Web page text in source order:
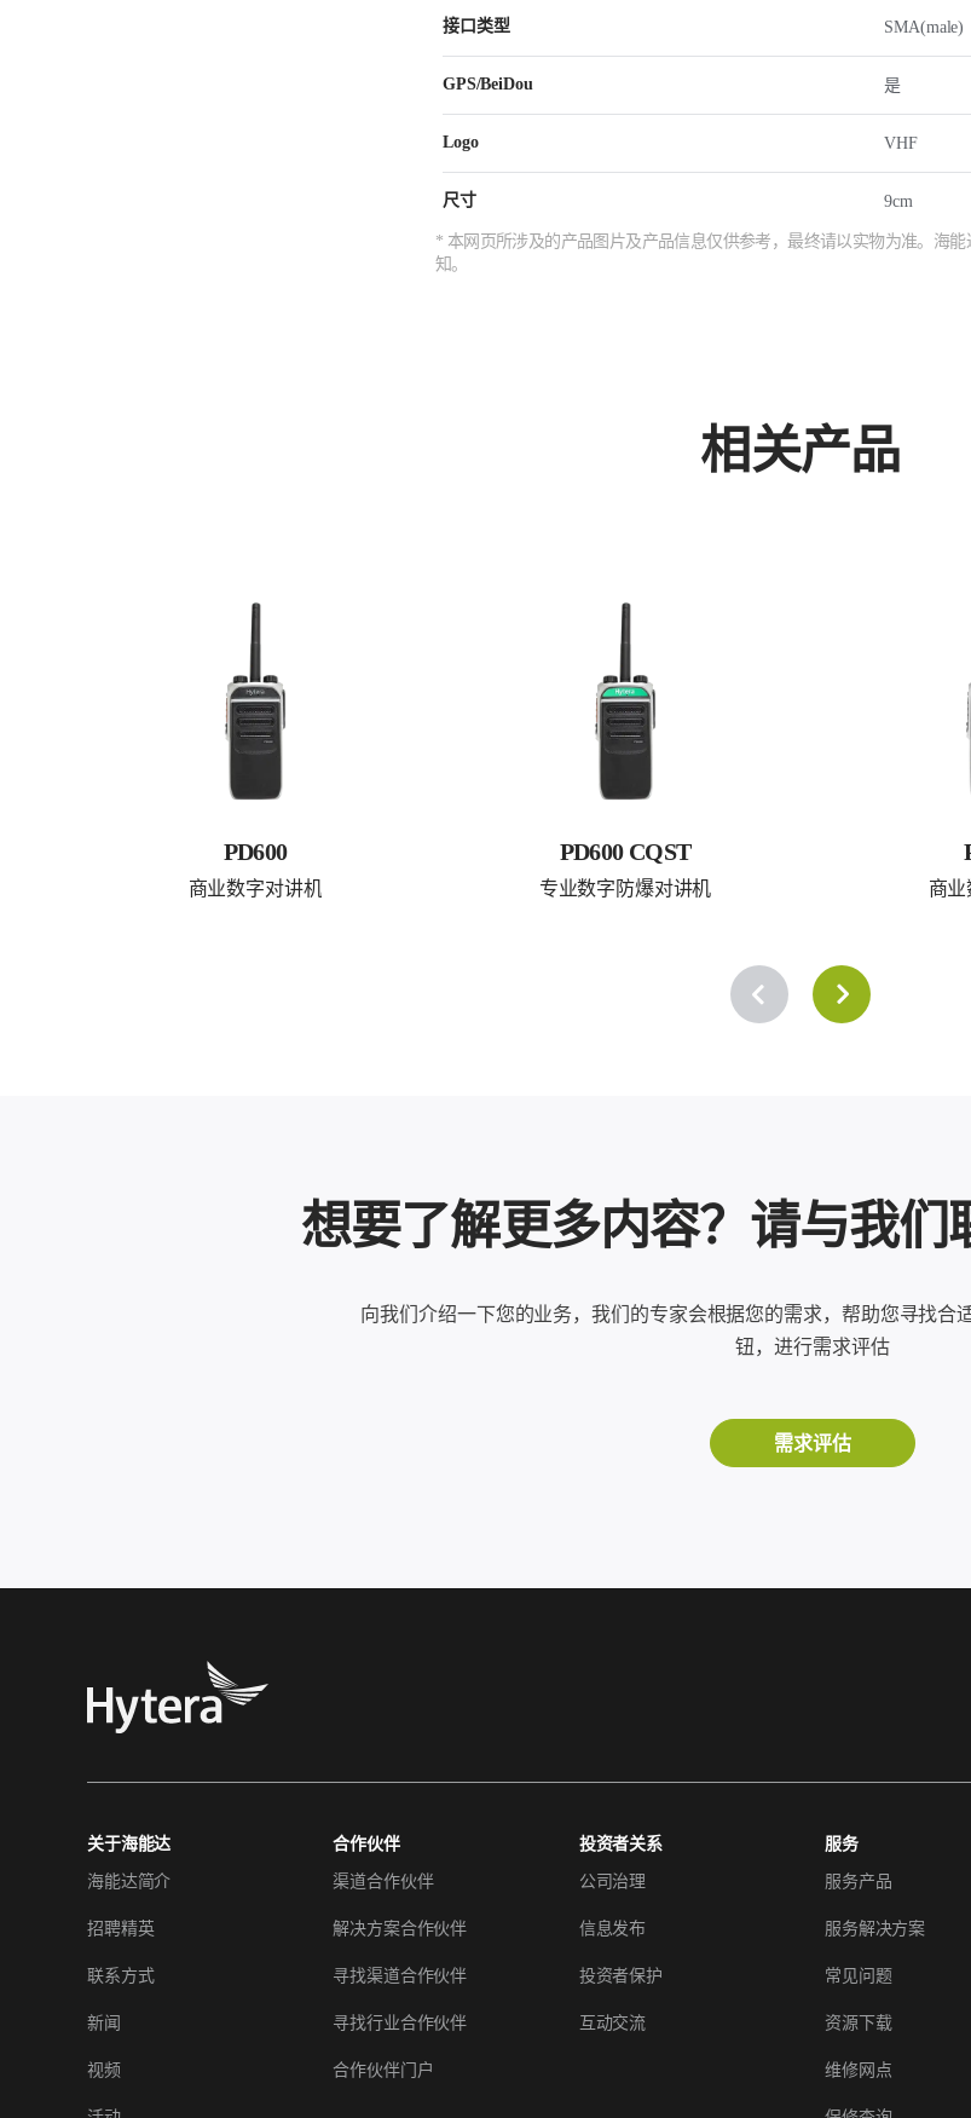
接口类型 SMA(male)
GPS/BeiDou 是
Logo VHF
尺寸 9cm
* 本网页所涉及的产品图片及产品信息仅供参考，最终请以实物为准。海
知。
相关产品
PD600
商业数字对讲机
PD600 CQST
专业数字防爆对讲机 商
想要了解更多内容？请与我们
向我们介绍一下您的业务，我们的专家会根据您的需求，帮助您寻找合
钮，进行需求评估
需求评估
关于海能达
海能达简介
招聘精英
联系方式
新闻
视频
合作伙伴
渠道合作伙伴
解决方案合作伙伴
寻找渠道合作伙伴
寻找行业合作伙伴
合作伙伴门户
投资者关系
公司治理
信息发布
投资者保护
互动交流
服务
服务产品
服务解决方案
常见问题
资源下载
维修网点